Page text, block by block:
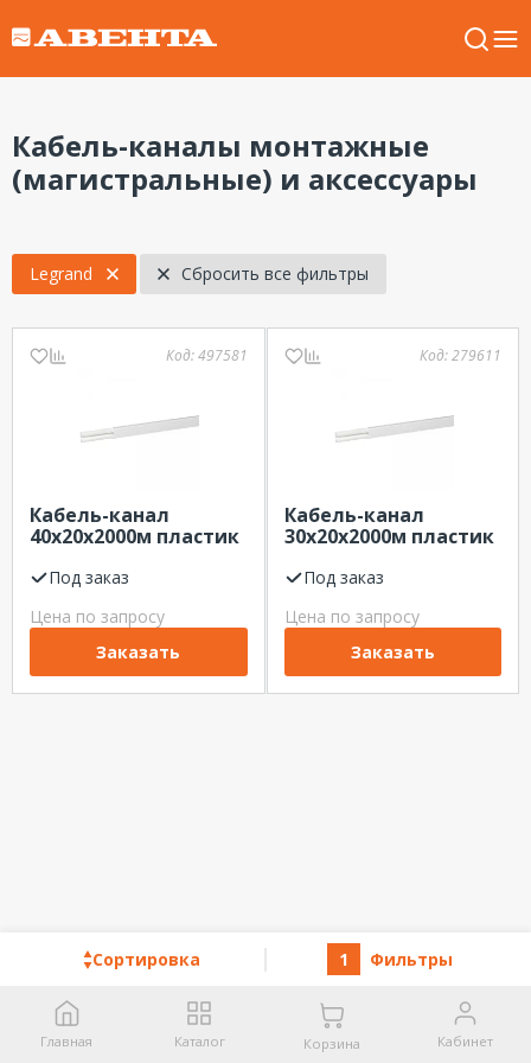
Кабель-каналы монтажные
(магистральные) и аксессуары
Сортировка 1 Фильтры
Legrand Сбросить все фильтры
Код:497581
Кабель-канал
40х20х2000м пластик
Под заказ
Цена по запросу
Заказать
Код:279611
Кабель-канал
30х20х2000м пластик
(без перегородки)
Под заказ
Цена по запросу
Заказать
Главная Каталог Корзина Кабинет